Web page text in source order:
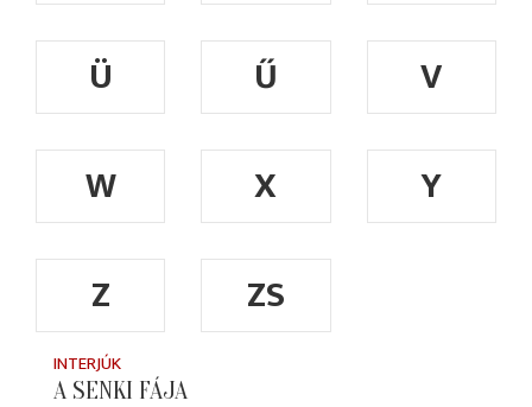
Ü
Ű
V
W
X
Y
Z
ZS
INTERJÚK
A SENKI FÁJA